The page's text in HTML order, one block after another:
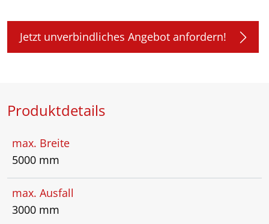
Jetzt unverbindliches Angebot anfordern!
Produktdetails
max. Breite
5000 mm
max. Ausfall
3000 mm